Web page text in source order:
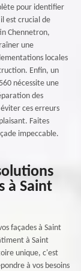
pour identifier
est crucial de
Chennetron,
une
locales
Enfin, un
nécessite une
des
éviter ces erreurs
Faites
impeccable.
à Saint
façades à Saint
à Saint
unique, c'est
à vos besoins